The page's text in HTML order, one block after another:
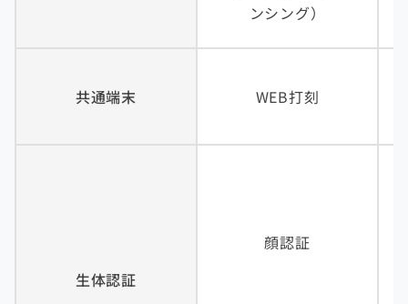
ンシング）
共通端末 WEB打刻
生体認証
顔認証